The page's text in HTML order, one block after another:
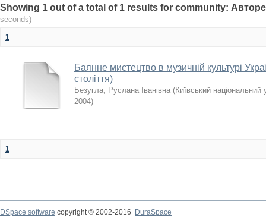
Showing 1 out of a total of 1 results for community:
seconds)
1
Баянне мистецтво в музичній культурі
століття)
Безугла, Руслана Іванівна (Київський національний
2004)
1
DSpace software copyright © 2002-2016
DuraSpace